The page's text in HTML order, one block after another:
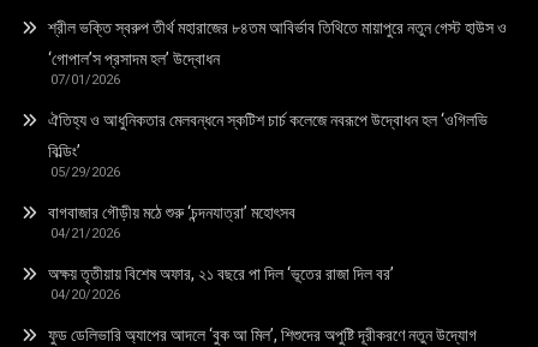
শ্রীল ভক্তি স্বরুপ তীর্থ মহারাজের ৮৪তম আবির্ভাব তিথিতে মায়াপুরে নতুন গেস্ট হাউস ও
‘গোপাল’স প্রসাদম হল’ উদ্বোধন
07/01/2026
ঐতিহ্য ও আধুনিকতার মেলবন্ধনে স্কটিশ চার্চ কলেজে নবরূপে উদ্বোধন হল ‘ওগিলভি
বিল্ডিং’
05/29/2026
বাগবাজার গৌড়ীয় মঠে শুরু ‘চন্দনযাত্রা’ মহোৎসব
04/21/2026
অক্ষয় তৃতীয়ায় বিশেষ অফার, ২১ বছরে পা দিল ‘ভূতের রাজা দিল বর’
04/20/2026
ফুড ডেলিভারি অ্যাপের আদলে ‘বুক আ মিল’, শিশুদের অপুষ্টি দূরীকরণে নতুন উদ্যোগ